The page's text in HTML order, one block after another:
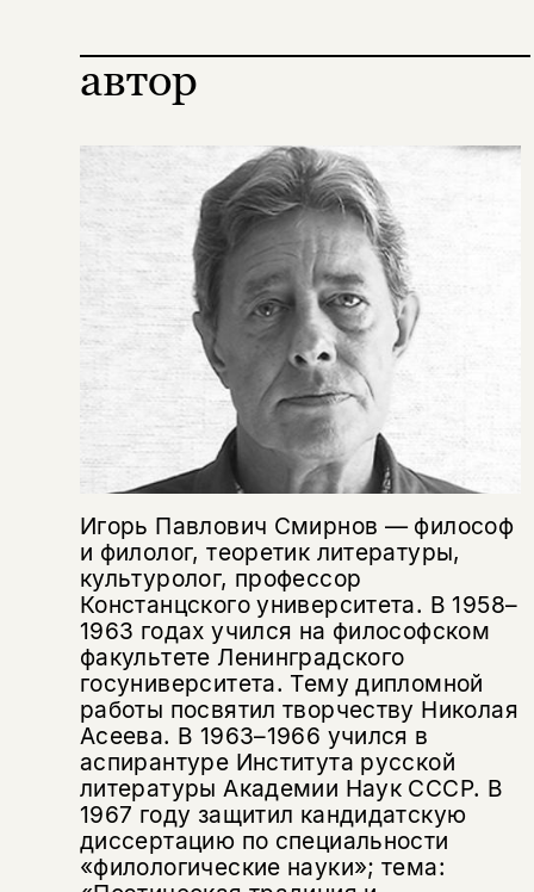
автор
Игорь Павлович Смирнов — философ
и филолог, теоретик литературы,
культуролог, профессор
Констанцского университета. В 1958–
1963 годах учился на философском
факультете Ленинградского
госуниверситета. Тему дипломной
работы посвятил творчеству Николая
Асеева. В 1963–1966 учился в
аспирантуре Института русской
литературы Академии Наук СССР. В
1967 году защитил кандидатскую
диссертацию по специальности
«филологические науки»; тема:
Поделиться
Подписка на рассылку
Раз в неделю мы отправляем рассылку
о книгах и событиях «НЛО».
За подписку дарим промокод на
скидку 15%
Я соглашаюсь сПолитикой конфиденциальности
подписаться
Этой книги временно
нет в продаже.
Вы можете подписаться на
уведомления, и при поступлении книги
электронный адрес.
Я соглашаюсь сПолитикой конфиденциальности
подписаться
Эта книга
не предназначена для
несовершеннолетних
Скажите, пожалуйста,
вам уже исполнилось 18 лет?
да
нет, вернуться назад